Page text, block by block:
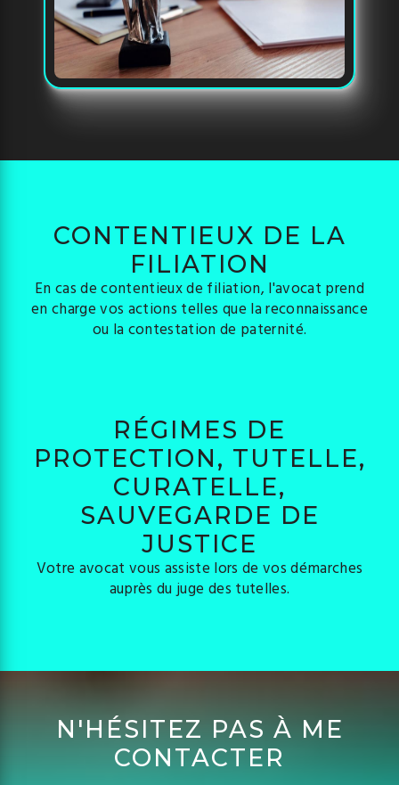
CONTENTIEUX DE LA
FILIATION
En cas de contentieux de filiation, l'avocat prend
en charge vos actions telles que la reconnaissance
ou la contestation de paternité.
RÉGIMES DE
PROTECTION, TUTELLE,
CURATELLE,
SAUVEGARDE DE
JUSTICE
Votre avocat vous assiste lors de vos démarches
auprès du juge des tutelles.
N'HÉSITEZ PAS À ME
CONTACTER